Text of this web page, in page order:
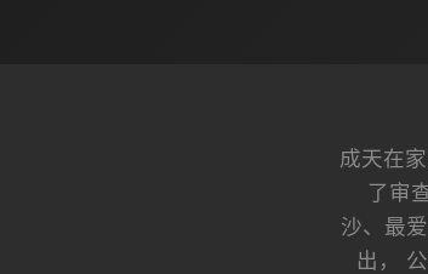
成天在
了审
沙、最
出，